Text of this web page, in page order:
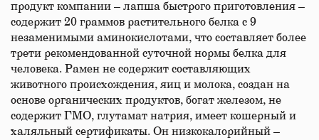
продукт компании – лапша быстрого приготовления –
содержит 20 граммов растительного белка с 9
незаменимыми аминокислотами, что составляет более
трети рекомендованной суточной нормы белка для
человека. Рамен не содержит составляющих
животного происхождения, яиц и молока, создан на
основе органических продуктов, богат железом, не
содержит ГМО, глутамат натрия, имеет кошерный и
халяльный сертификаты. Он низкокалорийный –